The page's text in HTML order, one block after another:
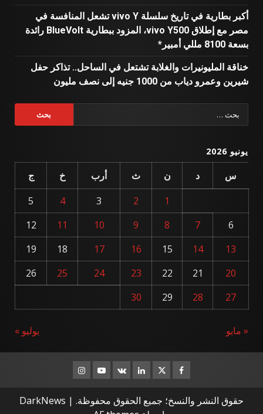
أكبر بطارية في تاريخ سلسلة vivo Y تشعل المنافسة في
مصر مع إطلاق vivo Y500، المزود ببطارية BlueVolt رائدة
بسعة 8100 مللي أمبير*
خناقة المليونيرات والغلابة تشتعل في الساحل.. تذاكر حفل
شيرين وعمرو دياب من 1000 جنيه إلى نصف مليون
عن:
يونيو 2026
س د ن ث أرب خ
ج
1
2
3
4
5
6
7
8
9
10
11
12
13
14
15
16
17
18
19
20
21
22
23
24
25
26
27
28
29
30
« مايو يوليو »
Facebook
Twitter
Linkedin
VK
Youtube
Instagram
حقوق النشر والنسخ؛ جميع الحقوق محفوظة. |
DarkNews